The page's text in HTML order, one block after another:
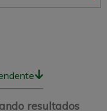
resultados